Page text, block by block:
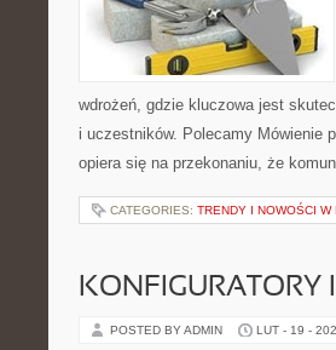
wdrożeń, gdzie kluczowa jest
i uczestników. Polecamy Mówienie
opiera się na przekonaniu, że
CATEGORIES: TRENDY I NOWOŚCI W
KONFIGURATORY
POSTED BY ADMIN LUT - 19 -